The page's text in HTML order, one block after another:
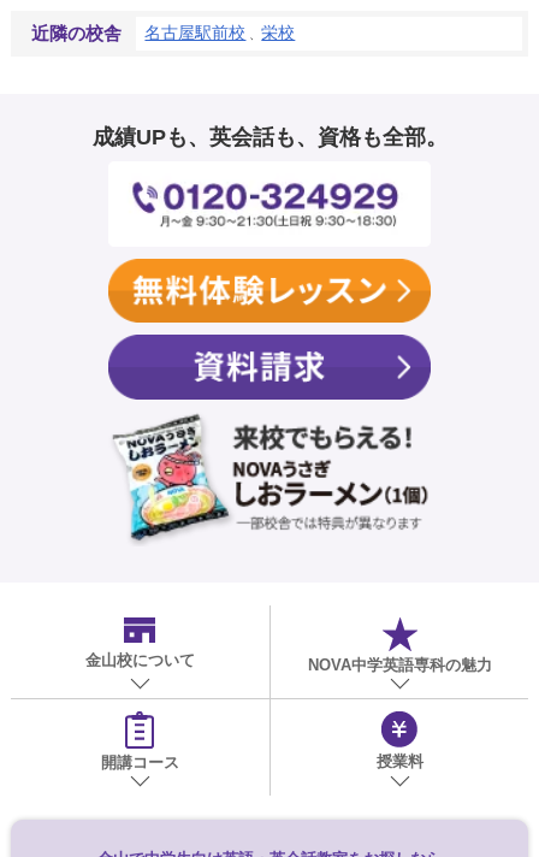
近隣の校舎 名古屋駅前校 栄校
成績UPも、英会話も、資格も全部。
金山校について NOVA中学英語専科の魅力
開講コース 授業料